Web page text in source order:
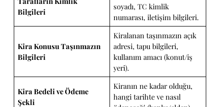
Bilgileri
soyadı, TC kimlik
numarası, iletişim bilgileri.
Kira Konusu Taşınmazın
Bilgileri
Kiralanan taşınmazın açık
adresi, tapu bilgileri,
kullanım amacı (konut/iş
yeri).
Kira Bedeli ve Ödeme
Şekli
Kiranın ne kadar olduğu,
hangi tarihte ve nasıl